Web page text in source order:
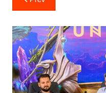
navigation